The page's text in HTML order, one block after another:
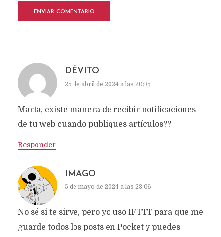
DÉVITO
25 de abril de 2024 a las 20:35
Marta, existe manera de recibir notificaciones
de tu web cuando publiques artículos??
Responder
IMAGO
5 de mayo de 2024 a las 23:06
No sé si te sirve, pero yo uso IFTTT para que me
guarde todos los posts en Pocket y puedes